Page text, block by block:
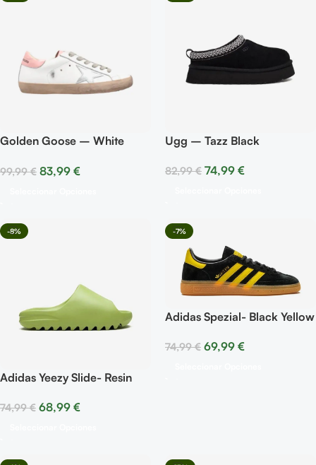
Golden Goose – White
99,99€ 83,99 €
Ugg – Tazz Black
82,99€ 74,99 €
-8%
Adidas Yeezy Slide- Resin
74,99€ 68,99 €
-7%
Adidas Spezial- Black Yellow
74,99€ 69,99 €